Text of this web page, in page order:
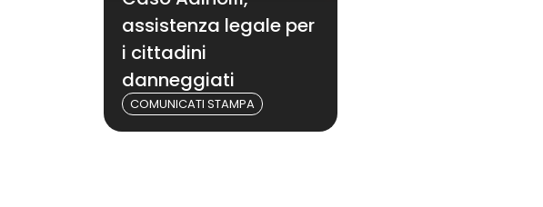
assistenza legale per
i cittadini
danneggiati
COMUNICATI STAMPA